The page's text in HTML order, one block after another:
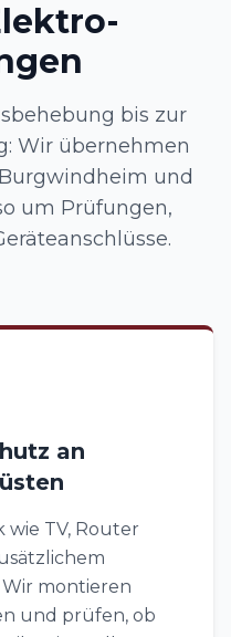
bis zur
Wir übernehmen
und
um Prüfungen,
an
TV, Router
montieren
und prüfen, ob